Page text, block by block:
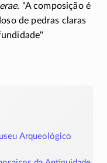
.
A composição é
de pedras claras
Arqueológico